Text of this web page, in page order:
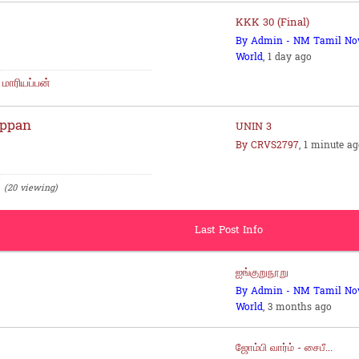
KKK 30 (Final)
By Admin - NM Tamil
World, 1 day ago
(20 viewing)
UNIN 3
By CRVS2797, 1 minute
Last Post Info
ஐங்குறுநூறு
By Admin - NM Tamil
World, 3 months ago
ஜோம்பி வார்ம் - சைபீ...